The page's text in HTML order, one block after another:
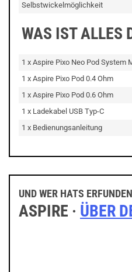
Selbstwickelmöglichkeit
WAS IST ALLES
1 x Aspire Pixo Neo Pod System
1 x Aspire Pixo Pod 0.4 Ohm
1 x Aspire Pixo Pod 0.6 Ohm
1 x Ladekabel USB Typ-C
1 x Bedienungsanleitung
UND WER HATS
ASPIRE · ÜBER